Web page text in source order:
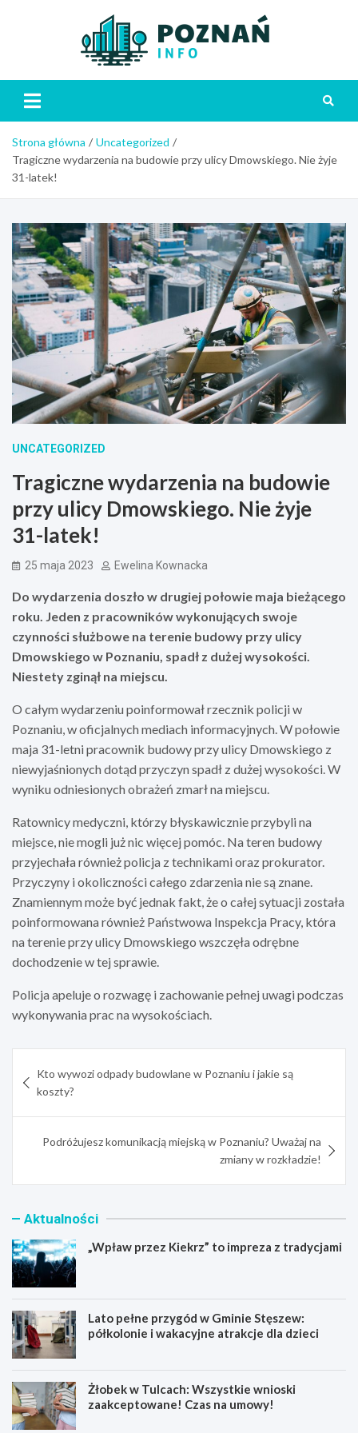
Strona główna
Uncategorized
Tragiczne wydarzenia na budowie przy ulicy Dmowskiego. Nie żyje
31-latek!
UNCATEGORIZED
Tragiczne wydarzenia na budowie
przy ulicy Dmowskiego. Nie żyje
31-latek!
25 maja 2023 Ewelina Kownacka
Do wydarzenia doszło w drugiej połowie maja bieżącego
roku. Jeden z pracowników wykonujących swoje
czynności służbowe na terenie budowy przy ulicy
Dmowskiego w Poznaniu, spadł z dużej wysokości.
Niestety zginął na miejscu.
O całym wydarzeniu poinformował rzecznik policji w
Poznaniu, w oficjalnych mediach informacyjnych. W połowie
maja 31-letni pracownik budowy przy ulicy Dmowskiego z
niewyjaśnionych dotąd przyczyn spadł z dużej wysokości. W
wyniku odniesionych obrażeń zmarł na miejscu.
Ratownicy medyczni, którzy błyskawicznie przybyli na
miejsce, nie mogli już nic więcej pomóc. Na teren budowy
przyjechała również policja z technikami oraz prokurator.
Przyczyny i okoliczności całego zdarzenia nie są znane.
Znamiennym może być jednak fakt, że o całej sytuacji została
poinformowana również Państwowa Inspekcja Pracy, która
na terenie przy ulicy Dmowskiego wszczęła odrębne
dochodzenie w tej sprawie.
Policja apeluje o rozwagę i zachowanie pełnej uwagi podczas
wykonywania prac na wysokościach.
wpisu
Kto wywozi odpady budowlane w Poznaniu i jakie są
koszty?
Podróżujesz komunikacją miejską w Poznaniu? Uważaj na
zmiany w rozkładzie!
Aktualności
„Wpław przez Kiekrz” to impreza z tradycjami
Lato pełne przygód w Gminie Stęszew:
półkolonie i wakacyjne atrakcje dla dzieci
Żłobek w Tulcach: Wszystkie wnioski
zaakceptowane! Czas na umowy!